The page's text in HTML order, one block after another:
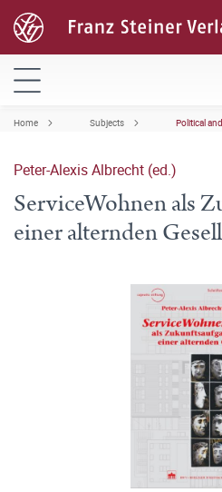
Home Subjects Political
Peter-Alexis Albrecht (ed.)
ServiceWohnen als
einer alternden